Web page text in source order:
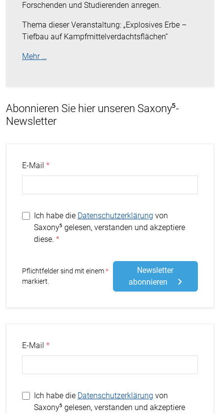
Forschenden und Studierenden anregen.
Thema dieser Veranstaltung: „Explosives Erbe –
Tiefbau auf Kampfmittelverdachtsflächen“
Mehr …
Abonnieren Sie hier unseren Saxony⁵-
Newsletter
E-Mail
Ich habe die Datenschutzerklärung von
Saxony⁵ gelesen, verstanden und akzeptiere
diese.
Pflichtfelder sind mit einem Stern
markiert.
Newsletter
abonnieren
E-Mail
Ich habe die Datenschutzerklärung von
Saxony⁵ gelesen, verstanden und akzeptiere